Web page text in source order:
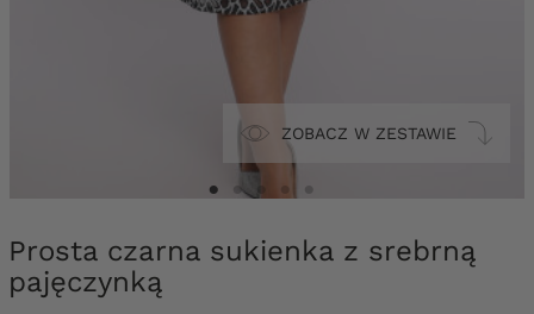
ZOBACZ W ZESTAWIE
Prosta czarna sukienka z srebrną
pajęczynką